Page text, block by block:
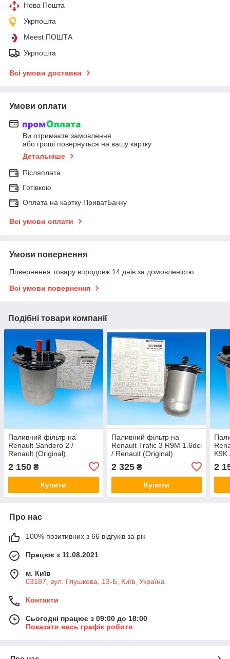
Нова Пошта
Укрпошта
Meest ПОШТА
Укрпошта
Всі умови доставки
Умови оплати
Ви отримаєте замовлення
або гроші повернуться на вашу картку
Детальніше
Післяплата
Готівкою
Оплата на картку ПриватБанку
Всі умови оплати
Умови повернення
Повернення товару впродовж 14 днів за домовленістю
Всі умови повернення
Подібні товари компанії
Паливний фільтр на
Renault Sandero 2 /
Renault (Original)
2 150 ₴
Купити
Паливний фільтр на
Renault Trafic 3 R9M 1.6dci
/ Renault (Original)
2 325₴
Купити
K9K
2
Про нас
100% позитивних з 66 відгуків за рік
Працює з 11.08.2021
м. Київ
03187, вул. Глушкова, 13-Б, Київ, Україна
Контакти
Сьогодні працює з 09:00 до 18:00
Показати весь графік роботи